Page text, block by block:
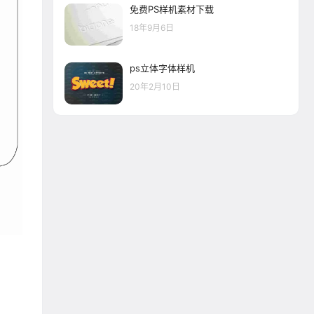
免费PS样机素材下载
18年9月6日
ps立体字体样机
20年2月10日